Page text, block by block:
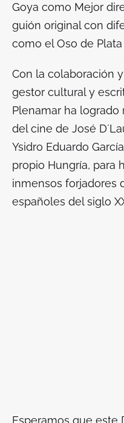
Goya como Mejor
guión original con
como el Oso de
Con la colaboración
gestor cultural y
Plenamar ha logrado
del cine de José
Ysidro Eduardo
propio Hungría, para
inmensos forjadores
españoles del siglo
Esperamos que este